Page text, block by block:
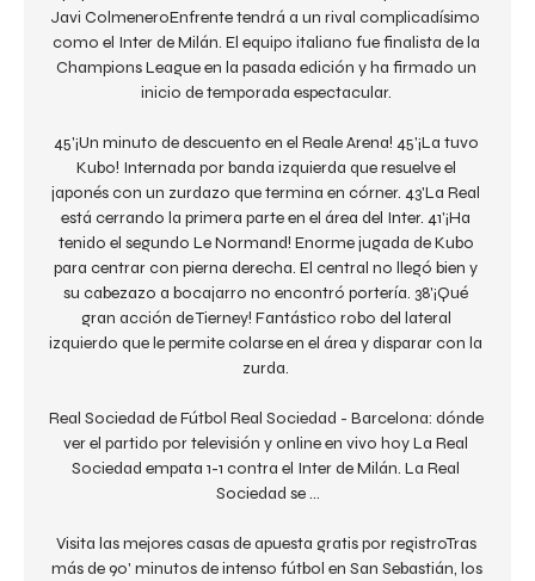
Javi ColmeneroEnfrente tendrá a un rival complicadísimo
como el Inter de Milán. El equipo italiano fue finalista de la
Champions League en la pasada edición y ha firmado un
inicio de temporada espectacular.
45'¡Un minuto de descuento en el Reale Arena! 45'¡La tuvo
Kubo! Internada por banda izquierda que resuelve el
japonés con un zurdazo que termina en córner. 43'La Real
está cerrando la primera parte en el área del Inter. 41'¡Ha
tenido el segundo Le Normand! Enorme jugada de Kubo
para centrar con pierna derecha. El central no llegó bien y
su cabezazo a bocajarro no encontró portería. 38'¡Qué
gran acción de Tierney! Fantástico robo del lateral
izquierdo que le permite colarse en el área y disparar con la
zurda.
Real Sociedad de Fútbol Real Sociedad - Barcelona: dónde
ver el partido por televisión y online en vivo hoy La Real
Sociedad empata 1-1 contra el Inter de Milán. La Real
Sociedad se ...
Visita las mejores casas de apuesta gratis por registroTras
más de 90' minutos de intenso fútbol en San Sebastián, los